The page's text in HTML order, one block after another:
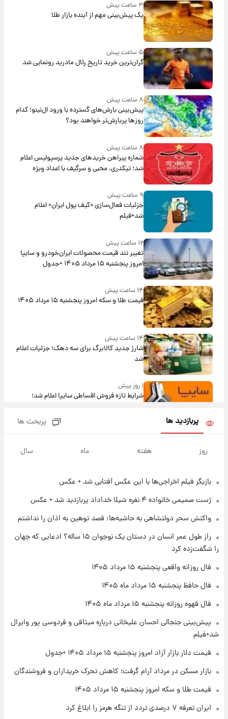
۳ ساعت پیش
یک پیش‌بینی مهم از آینده بازار طلا
۵ ساعت پیش
گران‌ترین خرید تاریخ رئال مادرید رونمایی شد
۸ ساعت پیش
پیش‌بینی بارش‌های گسترده با ورود ال‌نینو؛ کدام
روزها پربارش‌تر خواهند بود؟
۸ ساعت پیش
شماره پیراهن خریدهای جدید پرسپولیس اعلام
شد؛ تیکدری، محبی و سرگیف با اعداد ویژه
۹ ساعت پیش
جزئیات فعال‌سازی «کیف پول ایران» اعلام
شد+فیلم
۱۲ ساعت پیش
تغییر تند قیمت محصولات ایران‌خودرو و سایپا
امروز پنجشنبه ۱۵ مرداد ۱۴۰۵ +جدول
۱۴ ساعت پیش
قیمت طلا و سکه امروز پنجشنبه ۱۵ مرداد ۱۴۰۵
۱۴ ساعت پیش
شارژ جدید کالابرگ برای سه دهک؛ جزئیات اعلام
شد
۱ روز پیش
شرایط تازه فروش اقساطی سایپا اعلام شد؛
قیمت سکه و طلا فردا
۲۰ ساعت پیش
فال قهوه روزانه پنجشنبه ۱۵ مرداد ماه ۱۴۰۵
فال روزانه واقعی پنجشنبه ۱۵ مرداد ۱۴۰۵
۱ روز پیش
۱ روز پیش
نام خودرو، مبلغ پیش پرداخت و زمان تحویل |
سود مشارکت چند درصد است؟
پربازدید ها پربحث ها
روز هفته ماه سال
بازیگر فیلم اخراجی‌ها با این عکس آفتابی شد + عکس
ژست صمیمی خانواده ۴ نفره شیلا خداداد پربازدید شد + عکس
واکنش سحر دولتشاهی به حاشیه‌ها: قصد توهین به اذان را نداشتم
راز طول عمر انسان در دستان یک نوجوان ۱۵ ساله؟ ادعایی که جهان
را شگفت‌زده کرد
فال روزانه واقعی پنجشنبه ۱۵ مرداد ۱۴۰۵
فال حافظ پنجشنبه ۱۵ مرداد ماه ۱۴۰۵
فال قهوه روزانه پنجشنبه ۱۵ مرداد ماه ۱۴۰۵
پیش‌بینی جنجالی احسان علیخانی درباره میثاقی و فردوسی پور وایرال
شد+فیلم
قیمت دلار بازار آزاد امروز پنجشنبه ۱۵ مرداد ۱۴۰۵ +جدول
بازار مسکن در مرداد آرام گرفت؛ کاهش تحرک خریداران و فروشندگان
قیمت طلا و سکه امروز پنجشنبه ۱۵ مرداد ۱۴۰۵
ایران تعرفه ۷ درصدی تردد از تنگه هرمز را ابلاغ کرد